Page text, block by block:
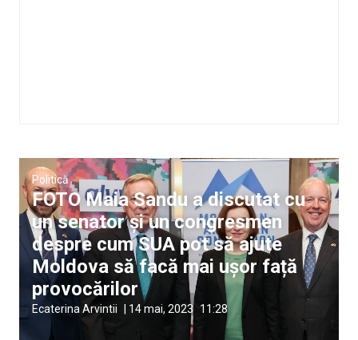
Politică
FOTO Maia Sandu a discutat cu
un senator și un congresmen
despre cum SUA pot să ajute
Moldova să facă mai ușor față
provocărilor
Ecaterina Arvintii 14 mai, 2023 11:28